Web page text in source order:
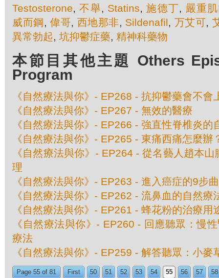
Testosterone,不舉, Statins,施德丁, 嚴重
威而鋼, 偉哥, 西地那非, Sildenafil, 万艾可,
異常勃起, 坑抑鬱症藥, 精神科藥物
本節目其他主題 Others
Program
《自然療法與你》- EP268 - 抗抑鬱藥會不會
《自然療法與你》- EP267 - 無效的醫療
《自然療法與你》- EP266 - 強直性脊椎炎的
《自然療法與你》- EP265 - 東痛西痛怎麼辦
《自然療法與你》- EP264 - 從名藝人趙本
理
《自然療法與你》- EP263 - 進入癌症的9步曲
《自然療法與你》- EP262 - 流鼻血的自然療
《自然療法與你》- EP261 - 蜂花粉的治療用
《自然療法與你》- EP260 - 回應聽眾：慢
療法
《自然療法與你》- EP259 - 解答聽眾：小麥
Page 55 of 81 First 50 51 52 53 54 55 56 57 58